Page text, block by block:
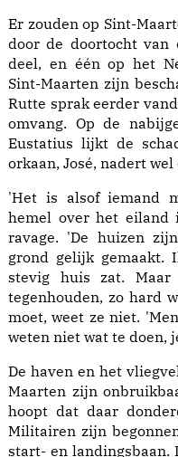
Er zouden op Sint-
door de doortocht van
deel, en één op het
Sint-Maarten zijn
Rutte sprak eerder
omvang. Op de
Eustatius lijkt de
orkaan, José, nadert
'Het is alsof iemand
hemel over het eiland
ravage. 'De huizen
grond gelijk
stevig huis zat.
tegenhouden, zo hard
moet, weet ze niet.
weten niet wat te doen,
De haven en het
Maarten zijn
hoopt dat daar
Militairen zijn
start- en landingsbaan.